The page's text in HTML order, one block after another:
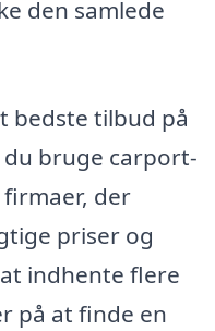
den samlede
bedste tilbud på
du bruge carport-
der
priser og
indhente flere
på at finde en